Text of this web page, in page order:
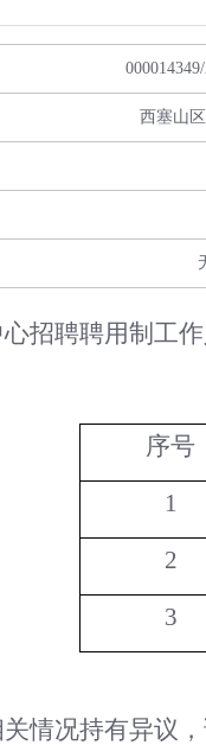
西塞山
招聘聘用制工
序号
1
2
3
情况持有异议